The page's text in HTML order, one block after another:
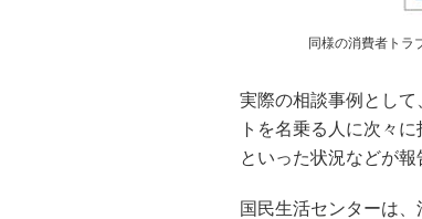
同様の消費者トラ
実際の相談事例とし
トを名乗る人に次々
といった状況などが報
国民生活センターは、